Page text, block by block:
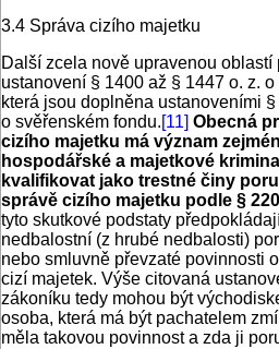
3.4 Správa cizího majetku
Další zcela nově upravenou oblastí
ustanovení § 1400 až § 1447 o. z.
která jsou doplněna ustanoveními
o svěřenském fondu.[11] Obecná
cizího majetku má význam
hospodářské a majetkové
kvalifikovat jako trestné činy
správě cizího majetku podle §
tyto skutkové podstaty
nedbalostní (z hrubé nedbalosti)
nebo smluvně převzaté povinnosti
cizí majetek. Výše citovaná
zákoníku tedy mohou být
osoba, která má být pachatelem
měla takovou povinnost a zda ji